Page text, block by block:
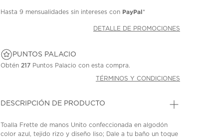
Hasta9 mensualidades sin intereses con PayPal*
DETALLE DE PROMOCIONES
PUNTOS PALACIO
Obtén 217 Puntos Palacio con esta compra.
TÉRMINOS Y CONDICIONES
DESCRIPCIÓN DE PRODUCTO
Toalla Frette de manos Unito confeccionada en algodón
color azul, tejido rizo y diseño liso; Dale a tu baño un toque